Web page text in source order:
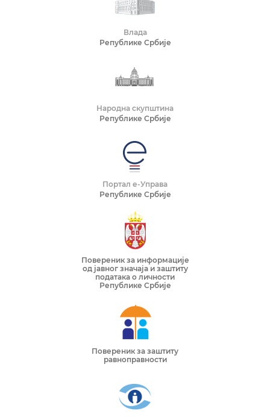
Влада
Републике Србије
Народна скупштина
Републике Србије
Портал е-Управа
Републике Србије
Повереник за информације
од јавног значаја и заштиту
података о личности
Републике Србије
Повереник за заштиту
равноправности